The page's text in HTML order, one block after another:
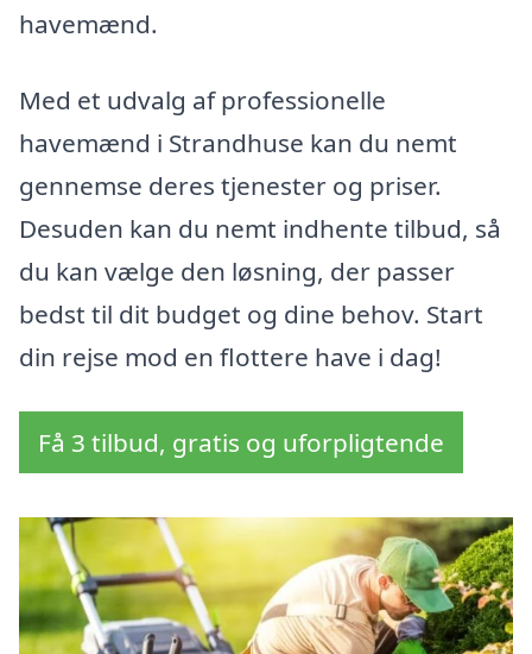
havemænd.
Med et udvalg af professionelle
havemænd i Strandhuse kan du nemt
gennemse deres tjenester og priser.
Desuden kan du nemt indhente tilbud, så
du kan vælge den løsning, der passer
bedst til dit budget og dine behov. Start
din rejse mod en flottere have i dag!
Få 3 tilbud, gratis og uforpligtende